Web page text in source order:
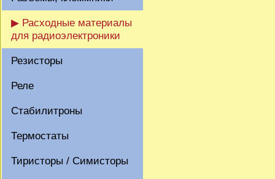
▶ Расходные материалы
для радиоэлектроники
Резисторы
Реле
Стабилитроны
Термостаты
Тиристоры / Симисторы